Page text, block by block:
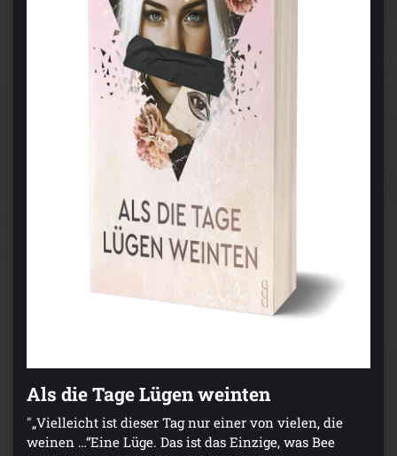
Als die Tage Lügen weinten
"„Vielleicht ist dieser Tag nur einer von vielen, die
weinen …“Eine Lüge. Das ist das Einzige, was Bee